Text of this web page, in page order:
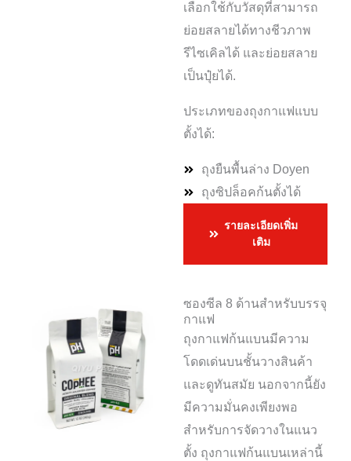
เลือกใช้กับวัสดุที่สามารถ
ย่อยสลายได้ทางชีวภาพ
รีไซเคิลได้ และย่อยสลาย
เป็นปุ๋ยได้.
ประเภทของถุงกาแฟแบบ
ตั้งได้:
ถุงยืนพื้นล่าง Doyen
ถุงซิปล็อคก้นตั้งได้
รายละเอียดเพิ่ม
เติม
ซองซีล 8 ด้านสำหรับบรรจุ
กาแฟ
ถุงกาแฟก้นแบนมีความ
โดดเด่นบนชั้นวางสินค้า
และดูทันสมัย นอกจากนี้ยัง
มีความมั่นคงเพียงพอ
สำหรับการจัดวางในแนว
ตั้ง ถุงกาแฟก้นแบนเหล่านี้